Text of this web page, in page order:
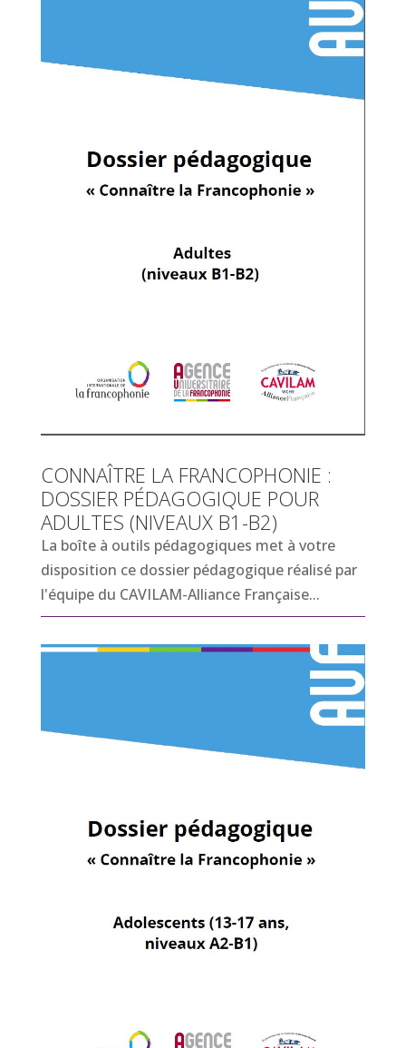
CONNAÎTRE LA FRANCOPHONIE :
DOSSIER PÉDAGOGIQUE POUR
ADULTES (NIVEAUX B1-B2)
La boîte à outils pédagogiques met à votre
disposition ce dossier pédagogique réalisé par
l'équipe du CAVILAM-Alliance Française...